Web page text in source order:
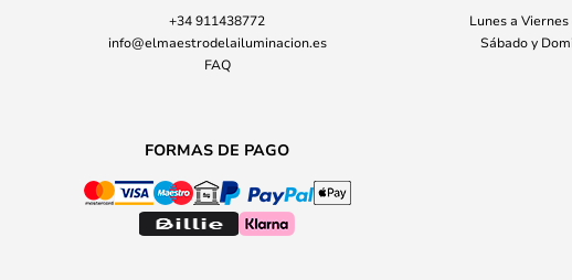
+34 911438772
info@elmaestrodelailuminacion.es
FAQ
Lunes a
Sábado y
FORMAS DE PAGO